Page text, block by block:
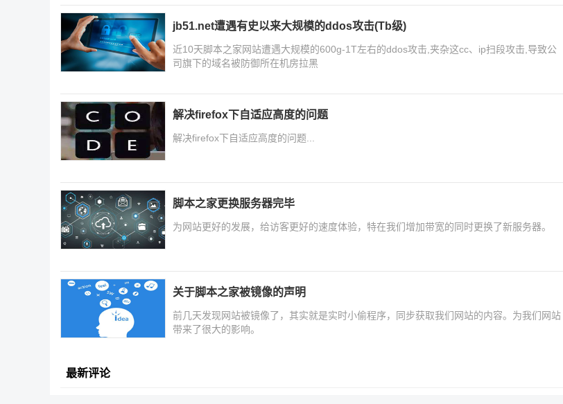
jb51.net遭遇有史以来大规模的ddos攻击(Tb级)
近10天脚本之家网站遭遇大规模的600g-1T左右的ddos攻击,夹杂这cc、ip扫段攻击,导致公
司旗下的域名被防御所在机房拉黑
解决firefox下自适应高度的问题
解决firefox下自适应高度的问题...
脚本之家更换服务器完毕
为网站更好的发展，给访客更好的速度体验，特在我们增加带宽的同时更换了新服务器。
关于脚本之家被镜像的声明
前几天发现网站被镜像了，其实就是实时小偷程序，同步获取我们网站的内容。为我们网站
带来了很大的影响。
最新评论